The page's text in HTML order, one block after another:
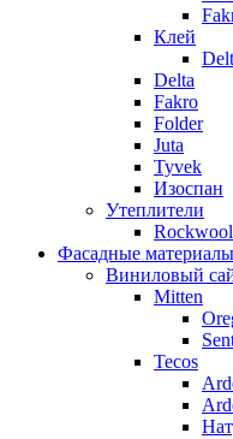
Клей
Delta
Fakro
Folder
Juta
Tyvek
Изоспан
Утеплители
Rockwool
Фасадные материалы
Виниловый
Mitten
Tecos